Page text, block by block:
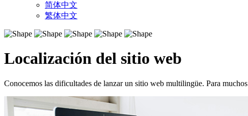
简体中文
繁体中文
Localización del sitio web
Conocemos las dificultades de lanzar un sitio web multilingüe. Para